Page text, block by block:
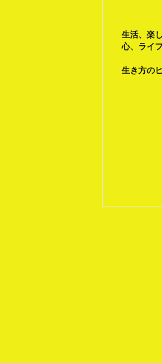
生活、楽
心、ライ
生き方の